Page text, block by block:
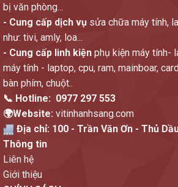
bị văn phòng...
- Cung cấp dịch vụ sửa chữa máy tính,
như: tivi, amly, loa...
- Cung cấp linh kiện phụ kiện máy tính-
máy tính - laptop, cpu, ram, mainboar,
bàn phím, chuột..
📞 Hotline: 0977 297 553
🌍Website: vitinhanhsang.com
Địa chỉ: 100 - Trần Văn Ơn - Thủ
Thông tin
Liên hệ
Giới thiệu